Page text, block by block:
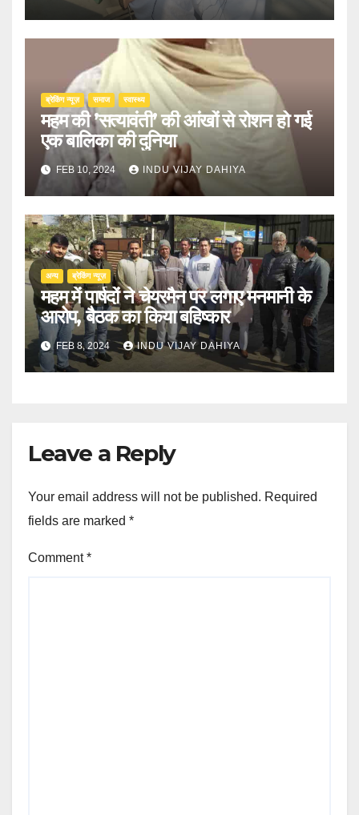
ब्रेकिंग न्यूज़ समाज स्वास्थ्य
महम की ’सत्यावंती’ की आंखों से रोशन हो गई
एक बालिका की दुनिया
FEB 10, 2024 INDU VIJAY DAHIYA
अन्य ब्रेकिंग न्यूज़
महम में पार्षदों ने चेयरमैन पर लगाए मनमानी के
आरोप, बैठक का किया बहिष्कार
FEB 8, 2024 INDU VIJAY DAHIYA
Leave a Reply
Your email address will not be published. Required
fields are marked *
Comment*